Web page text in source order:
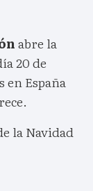
abre la
20 de
en España
la Navidad